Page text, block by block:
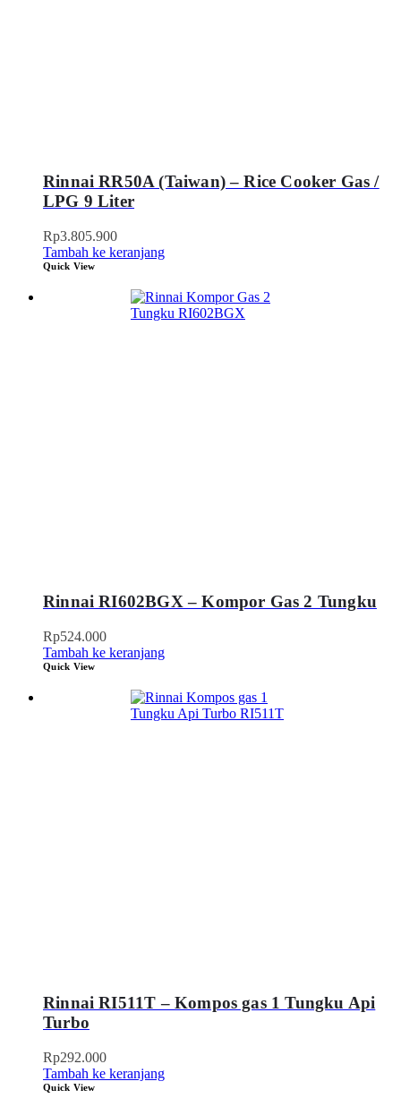
Rinnai RR50A (Taiwan) – Rice Cooker Gas /
LPG 9 Liter
Rp3.805.900
Tambah ke keranjang
Quick View
Rinnai RI602BGX – Kompor Gas 2 Tungku
Rp524.000
Tambah ke keranjang
Quick View
Rinnai RI511T – Kompos gas 1 Tungku Api
Turbo
Rp292.000
Tambah ke keranjang
Quick View